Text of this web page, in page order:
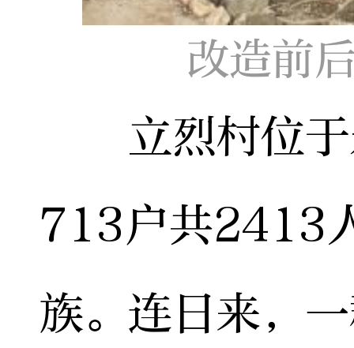
改造前
立烈村位于
713户共2413
族。连日来，